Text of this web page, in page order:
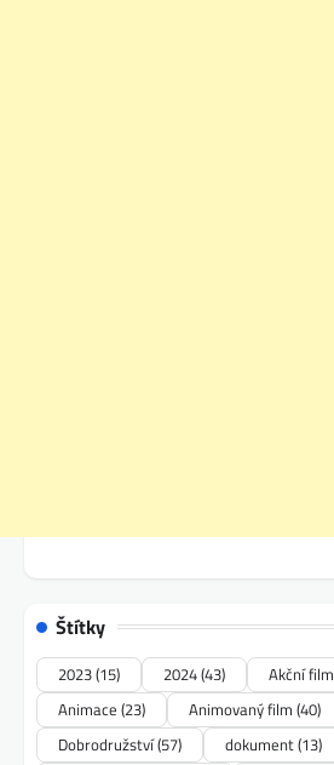
Štítky
2023(15) 2024(43) Akční film
Animace (23) Animovaný film (40)
Dobrodružství(57) dokument(13)